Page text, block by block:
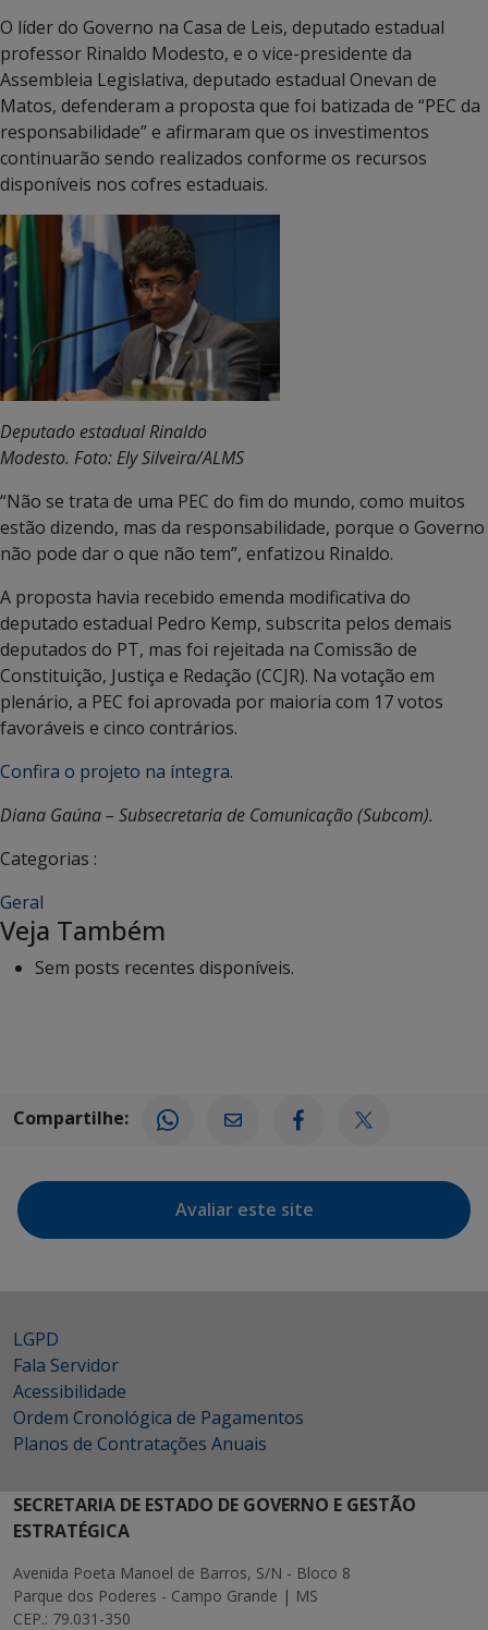
O líder do Governo na Casa de Leis, deputado estadual
professor Rinaldo Modesto, e o vice-presidente da
Assembleia Legislativa, deputado estadual Onevan de
Matos, defenderam a proposta que foi batizada de “PEC da
responsabilidade” e afirmaram que os investimentos
continuarão sendo realizados conforme os recursos
disponíveis nos cofres estaduais.
Deputado estadual Rinaldo
Modesto. Foto: Ely Silveira/ALMS
“Não se trata de uma PEC do fim do mundo, como muitos
estão dizendo, mas da responsabilidade, porque o Governo
não pode dar o que não tem”, enfatizou Rinaldo.
A proposta havia recebido emenda modificativa do
deputado estadual Pedro Kemp, subscrita pelos demais
deputados do PT, mas foi rejeitada na Comissão de
Constituição, Justiça e Redação (CCJR). Na votação em
plenário, a PEC foi aprovada por maioria com 17 votos
favoráveis e cinco contrários.
Confira o projeto na íntegra.
Diana Gaúna – Subsecretaria de Comunicação (Subcom).
Categorias :
Geral
Veja Também
Sem posts recentes disponíveis.
Compartilhe:
Avaliar este site
LGPD
Fala Servidor
Acessibilidade
Ordem Cronológica de Pagamentos
Planos de Contratações Anuais
SECRETARIA DE ESTADO DE GOVERNO E GESTÃO
ESTRATÉGICA
Avenida Poeta Manoel de Barros, S/N - Bloco 8
Parque dos Poderes - Campo Grande | MS
CEP.: 79.031-350